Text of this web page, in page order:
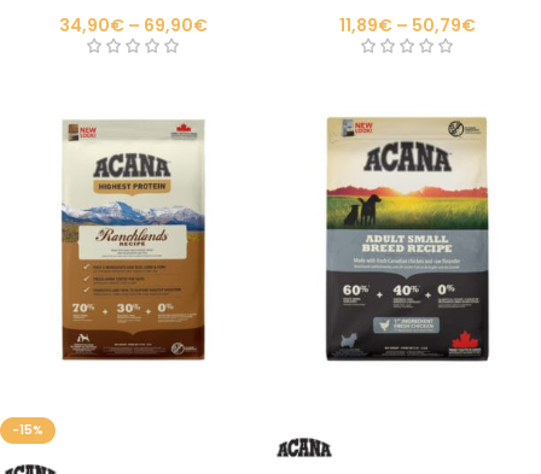
34,90€ – 69,90€
11,89€ – 50,79€
-15%